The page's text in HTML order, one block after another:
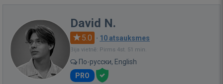
David N.
5.0 · 10 atsauksmes
Bija vietnē: Pirms 4st. 51 min.
По-русски, English
PRO